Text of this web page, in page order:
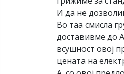
И да не
Во таа смисла
доставивме до
всушност овој
цената на